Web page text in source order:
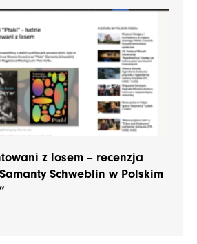
z losem – recenzja
Schweblin w Polskim